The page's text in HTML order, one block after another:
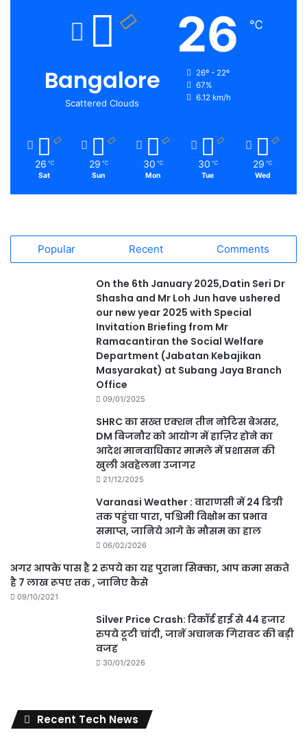
Bangalore
Scattered Clouds
26 ℃
26º - 22º
67%
6.12 km/h
26 ℃
Sat
29 ℃
Sun
30 ℃
Mon
30 ℃
Tue
29 ℃
Wed
Popular Recent Comments
On the 6th January 2025,Datin Seri Dr
Shasha and Mr Loh Jun have ushered
our new year 2025 with Special
Invitation Briefing from Mr
Ramacantiran the Social Welfare
Department (Jabatan Kebajikan
Masyarakat) at Subang Jaya Branch
Office
09/01/2025
SHRC का सख्त एक्शन तीन नोटिस बेअसर,
DM बिजनौर को आयोग में हाज़िर होने का
आदेश मानवाधिकार मामले में प्रशासन की
खुली अवहेलना उजागर
21/12/2025
Varanasi Weather : वाराणसी में 24 डिग्री
तक पहुंचा पारा, पश्चिमी विक्षोभ का प्रभाव
समाप्त, जानिये आगे के मौसम का हाल
06/02/2026
अगर आपके पास है 2 रुपये का यह पुराना सिक्का, आप कमा सकते
है 7 लाख रूपए तक , जानिए कैसे
09/10/2021
Silver Price Crash: रिकॉर्ड हाई से 44 हजार
रुपये टूटी चांदी, जानें अचानक गिरावट की बड़ी
वजह
30/01/2026
Recent Tech News